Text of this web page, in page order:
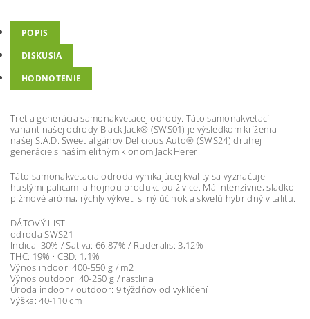
POPIS
DISKUSIA
HODNOTENIE
Tretia generácia samonakvetacej odrody. Táto samonakvetací
variant našej odrody Black Jack® (SWS01) je výsledkom kríženia
našej S.A.D. Sweet afgánov Delicious Auto® (SWS24) druhej
generácie s naším elitným klonom Jack Herer.
Táto samonakvetacia odroda vynikajúcej kvality sa vyznačuje
hustými palicami a hojnou produkciou živice. Má intenzívne, sladko
pižmové aróma, rýchly výkvet, silný účinok a skvelú hybridný vitalitu.
DÁTOVÝ LIST
odroda SWS21
Indica: 30% / Sativa: 66,87% / Ruderalis: 3,12%
THC: 19% · CBD: 1,1%
Výnos indoor: 400-550 g / m2
Výnos outdoor: 40-250 g / rastlina
Úroda indoor / outdoor: 9 týždňov od vyklíčení
Výška: 40-110 cm